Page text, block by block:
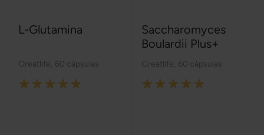
L-Glutamina
Greatlife 60 cápsulas
Rating:
Saccharomyces
Boulardii Plus+
Greatlife 60 cápsulas
Rating: